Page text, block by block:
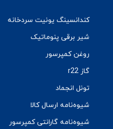
کندانسینگ یونیت سردخانه
شیر برقی پنوماتیک
روغن کمپرسور
گاز r22
تونل انجماد
شیوه‌نامه ارسال کالا
شیوه‌نامه گارانتی کمپرسور